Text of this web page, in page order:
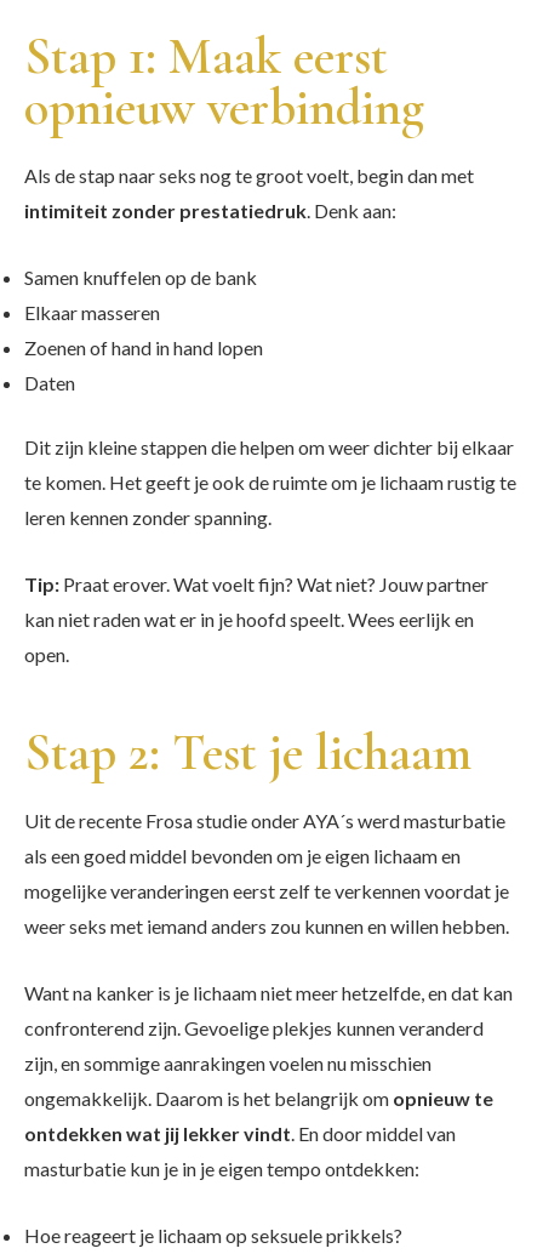
Stap 1: Maak eerst
opnieuw verbinding
Als de stap naar seks nog te groot voelt, begin dan met
intimiteit zonder prestatiedruk . Denk aan:
Samen knuffelen op de bank
Elkaar masseren
Zoenen of hand in hand lopen
Daten
Dit zijn kleine stappen die helpen om weer dichter bij elkaar
te komen. Het geeft je ook de ruimte om je lichaam rustig te
leren kennen zonder spanning.
Tip: Praat erover. Wat voelt fijn? Wat niet? Jouw partner
kan niet raden wat er in je hoofd speelt. Wees eerlijk en
open.
Stap 2: Test je lichaam
Uit de recente Frosa studie onder AYA´s werd masturbatie
als een goed middel bevonden om je eigen lichaam en
mogelijke veranderingen eerst zelf te verkennen voordat je
weer seks met iemand anders zou kunnen en willen hebben.
Want na kanker is je lichaam niet meer hetzelfde, en dat kan
confronterend zijn. Gevoelige plekjes kunnen veranderd
zijn, en sommige aanrakingen voelen nu misschien
ongemakkelijk. Daarom is het belangrijk om opnieuw te
ontdekken wat jij lekker vindt . En door middel van
masturbatie kun je in je eigen tempo ontdekken:
Hoe reageert je lichaam op seksuele prikkels?